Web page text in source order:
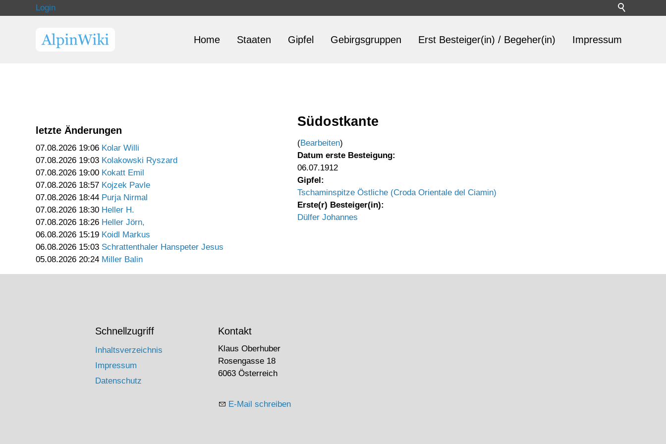
Login
Home Staaten Gipfel Gebirgsgruppen Erst Besteiger(in) / Begeher(in) Impressum
letzte Änderungen
07.08.2026 19:06 Kolar Willi
07.08.2026 19:03 Kolakowski Ryszard
07.08.2026 19:00 Kokatt Emil
07.08.2026 18:57 Kojzek Pavle
07.08.2026 18:44 Purja Nirmal
07.08.2026 18:30 Heller H.
07.08.2026 18:26 Heller Jörn,
06.08.2026 15:19 Koidl Markus
06.08.2026 15:03 Schrattenthaler Hanspeter Jesus
05.08.2026 20:24 Miller Balin
Südostkante
(Bearbeiten)
Datum erste Besteigung:
06.07.1912
Gipfel:
Tschaminspitze Östliche (Croda Orientale del Ciamin)
Erste(r) Besteiger(in):
Dülfer Johannes
Schnellzugriff
Inhaltsverzeichnis
Impressum
Datenschutz
Kontakt
Klaus Oberhuber
Rosengasse 18
6063 Österreich
E-Mail schreiben